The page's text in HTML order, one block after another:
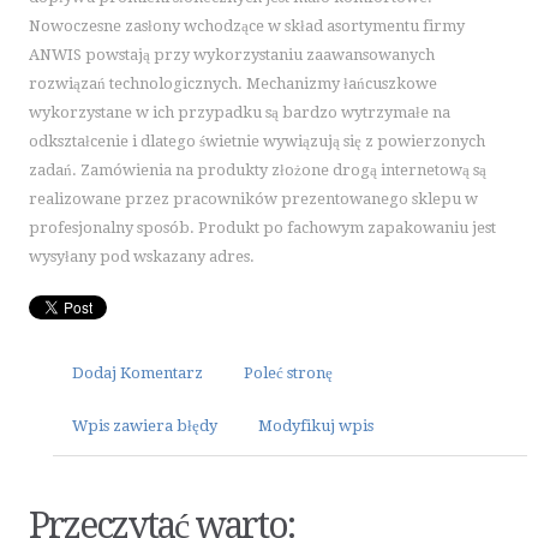
ART. SPOŻYWCZE
INNE SKLEPY
ELEKTRONARZĘDZIA
NARZĘDZIA
PRZEMYSŁ METALOWY
MOTORYZACJA
USŁUGI MOTORYZACYJNE
MATERIAŁY REKLAMOWE
Nowoczesne zasłony wchodzące w skład asortymentu firmy
ANWIS powstają przy wykorzystaniu zaawansowanych
rozwiązań technologicznych. Mechanizmy łańcuszkowe
wykorzystane w ich przypadku są bardzo wytrzymałe na
odkształcenie i dlatego świetnie wywiązują się z powierzonych
zadań. Zamówienia na produkty złożone drogą internetową są
realizowane przez pracowników prezentowanego sklepu w
profesjonalny sposób. Produkt po fachowym zapakowaniu jest
wysyłany pod wskazany adres.
Dodaj Komentarz Poleć stronę
Wpis zawiera błędy Modyfikuj wpis
Przeczytać warto: